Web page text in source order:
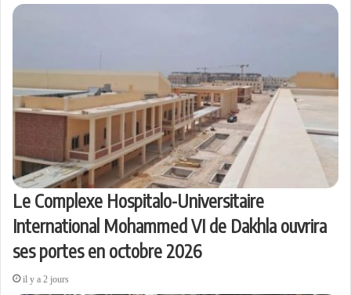
Le Complexe Hospitalo-Universitaire
International Mohammed VI de Dakhla ouvrira
ses portes en octobre 2026
il y a 2 jours